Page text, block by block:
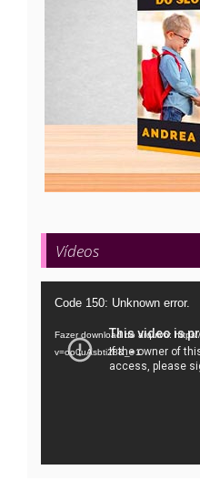
Vídeos
Tocador
vídeo
Code 150: Unknown error.
Fazer download do arquivo:
v=oo0uAsbti28&_=1